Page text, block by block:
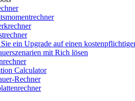
ein Upgrade auf einen
mit Rich lösen
Calculator
Rechner